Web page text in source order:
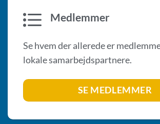
Medlemmer
Se hvem der allerede er
lokale samarbejdspartnere.
SE MEDLEMMER